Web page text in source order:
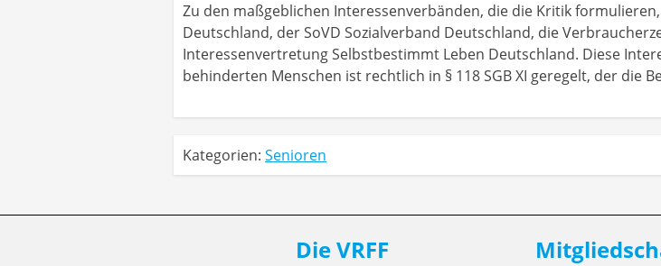
Zu den maßgeblichen Interessenverbänden, die die Kritik
Deutschland, der SoVD Sozialverband Deutschland, die
Interessenvertretung Selbstbestimmt Leben Deutschland. Diese
behinderten Menschen ist rechtlich in § 118 SGB XI geregelt, der die
Kategorien: Senioren
Die VRFF